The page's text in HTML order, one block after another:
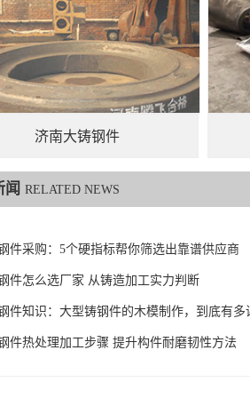
济南大铸钢件
闻 RELATED NEWS
件采购：5个硬指标帮你筛选出靠谱供应商
件怎么选厂家 从铸造加工实力判断
件知识：大型铸钢件的木模制作，到底有多
件热处理加工步骤 提升构件耐磨韧性方法